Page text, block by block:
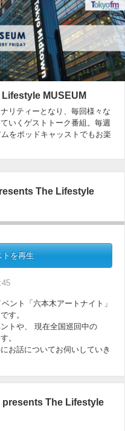
MUSEUM
リティーとなり、毎回様々な
いくゲストトーク番組。毎週
をポッドキャッストでもお楽
The Lifestyle
トを再生
ント「六本木アートナイト」
す。
トや、 現在全国巡回中の
。
お話についてお伺いしていき
presents The Lifestyle